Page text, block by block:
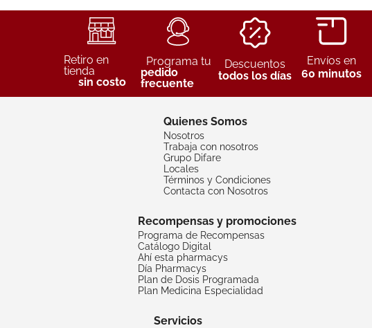
Retiro en
tienda
sin costo
Programa tu
pedido
frecuente
Descuentos
todos los días
Envíos en
60 minutos
Quienes Somos
Nosotros
Trabaja con nosotros
Grupo Difare
Locales
Términos y Condiciones
Contacta con Nosotros
Recompensas y promociones
Programa de Recompensas
Catálogo Digital
Ahí esta pharmacys
Día Pharmacys
Plan de Dosis Programada
Plan Medicina Especialidad
Servicios